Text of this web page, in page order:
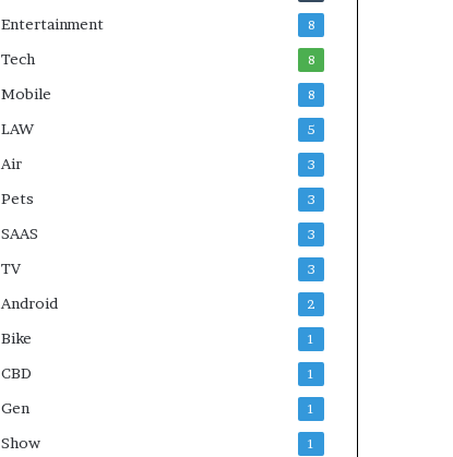
Entertainment 8
Tech 8
Mobile 8
LAW 5
Air 3
Pets 3
SAAS 3
TV 3
Android 2
Bike 1
CBD 1
Gen 1
Show 1